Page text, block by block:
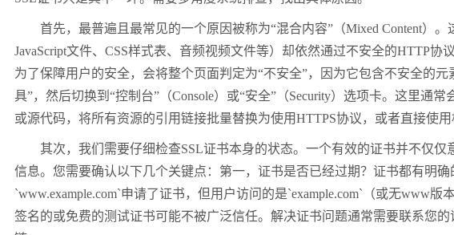
首先，最普遍且最常见的一个原因被称为“混合内容” （Mixed Content）。
JavaScript文件、 CSS样式表、音频视频文件等）却依然通过不安全的HTTP协
为了保障用户的安全，会将整个页面判定为“不安全”，因为它包含不安全的
具”，然后切换到 “控制台” （Console）或“安全” （Security）选项卡。这里通常
或源代码，将所有资源的引用链接批量替换为使用HTTPS协议，或者直接使
其次，我们需要仔细检查SSL证书本身的状态。一个有效的证书并不仅
信息。您需要确认以下几个关键点：第一，证书是否已经过期？证书都有明
`www.example.com`申请了证书，但用户访问的是`example.com` （或无www版
签名的或免费的测试证书可能不被广泛信任。解决证书问题通常需要联系您